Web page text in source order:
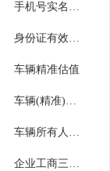
手机号实名认证_详情版
身份证有效期验证核验详细版
车辆精准估值
车辆(精准)估值品牌列表
车辆所有人核验
企业工商三要素验证